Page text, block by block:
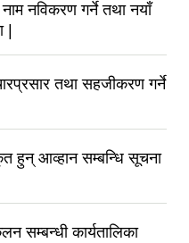
नविकरण गर्ने तथा नयाँ
तथा सहजीकरण गर्ने
हुन् आव्हान सम्बन्धि सूचना
सम्बन्धी कार्यतालिका